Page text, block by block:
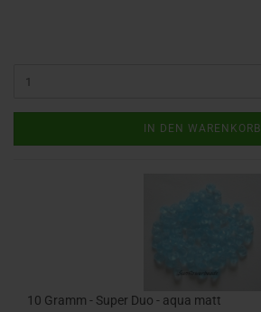
IN DEN WARENKORB
10 Gramm - Super Duo - aqua matt